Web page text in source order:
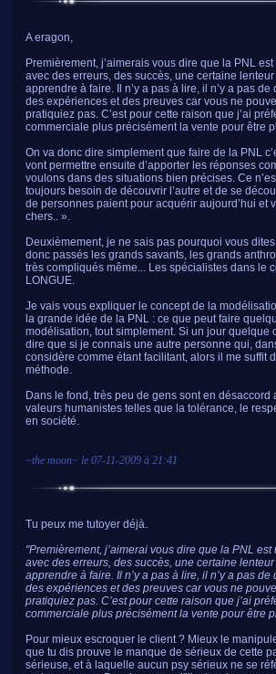
A eragon,
Premièrement, j’aimerais vous dire que la PNL
avec des erreurs, des succès, une certaine
apprendre à faire. Il n’y a pas à lire, il n’y a pas
des expériences et des preuves car vous ne
pratiquiez pas. C’est pour cette raison que j’ai
commerciale plus précisément la vente pour être
On va donc dire simplement que faire de la PNL
vont permettre ensuite d’apporter les réponses
voulons dans des situations bien précises. Ce
toujours besoin de découvrir l’autre et de se
de personnes paient pour acquérir aujourd’hui et
chers.. ».
Deuxièmement, je ne sais pas pourquoi vous
donc passés les grands savants, les grands
très compliqués même... Les spécialistes dans le
LONGUE.
Je vais vous expliquer le concept de la
la grande idée de la PNL : ce que peut faire
modélisation, tout simplement. Si un jour quelque
dire que si je connais une autre personne qui,
considère comme étant facilitant, alors il me suffit
méthode.
Dans le fond, très peu de gens sont en
valeurs humanistes telles que la tolérance, le
en société.
~the moon~ le 07-11-2009 à 21:41
Tu peux me tutoyer déjà.
"Premièrement, j’aimerai vous dire que la PNL
avec des erreurs, des succès, une certaine
apprendre à faire. Il n’y a pas à lire, il n’y a pas
des expériences et des preuves car vous ne
pratiquiez pas. C’est pour cette raison que j’ai
commerciale plus précisément la vente pour être
Pour mieux escroquer le client ? Mieux le
que tu dis prouve le manque de sérieux de cette
sérieuse, et à laquelle aucun psy sérieux ne se